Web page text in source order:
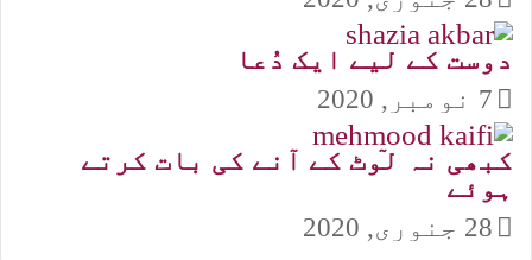
دوست کے لیے ایک دُعا
7 نومبر, 2020
کبھی نہ لٙوٹ کے آنے کی بات کرتے
ہوئے
28 جنوری, 2020